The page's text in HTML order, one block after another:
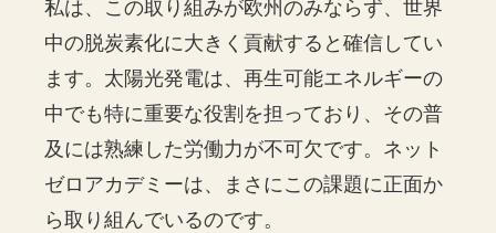
私は、この取り組みが欧州のみならず、世界
中の脱炭素化に大きく貢献すると確信してい
ます。太陽光発電は、再生可能エネルギーの
中でも特に重要な役割を担っており、その普
及には熟練した労働力が不可欠です。ネット
ゼロアカデミーは、まさにこの課題に正面か
ら取り組んでいるのです。